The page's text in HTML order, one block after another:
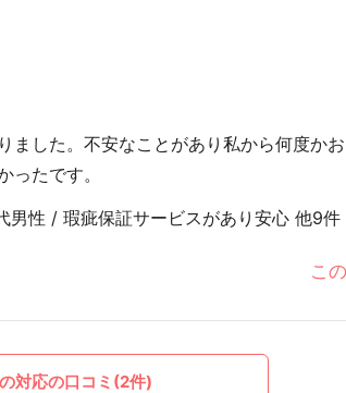
した。不安なことがあり私から何度か
ったです。
性 / 瑕疵保証サービスがあり安心 他9件
こ
対応の口コミ(2件)